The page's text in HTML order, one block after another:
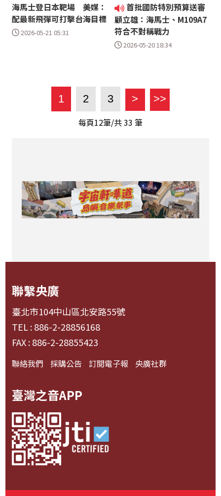
海馬士登日本靶場 美媒：
配最新飛彈可打擊台海目標
2026-05-21 05:31
首批國防特別預算送審
顧立雄：海馬士、M109A7
符合不對稱戰力
2026-05-20 18:34
1 2 3 > >>
每頁12筆/共33 筆
聯繫央廣
臺北市104中山區北安路55號
TEL : 886-2-28856168
FAX : 886-2-28855423
聯絡我們 採購公告 訂閱電子報 央廣社群
臺灣之音APP